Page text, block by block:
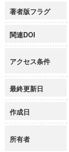
著者版フラグ
関連DOI
アクセス条件
最終更新日
作成日
所有者